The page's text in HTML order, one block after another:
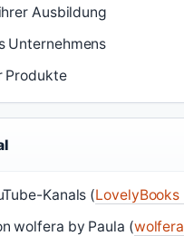
Ausbildung
Unternehmens
Produkte
Kanals (
wolfera by Paula (